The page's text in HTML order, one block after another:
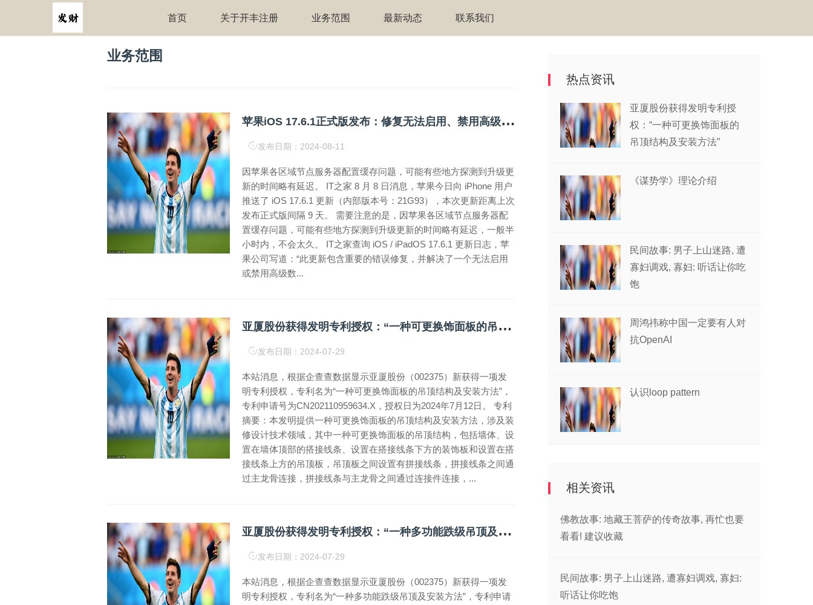
首页 关于开丰注册 业务范围 最新动态 联系我们
业务范围
苹
果iOS 17.6.1正式版发布：修复无法启用、禁用高级数据保护功能问题
发布日期：2024-08-11
因苹果各区域节点服务器配置缓存问题，可能有些地方探测到升级更
新的时间略有延迟。 IT之家 8 月 8 日消息，苹果今日向 iPhone 用户
推送了 iOS 17.6.1 更新（内部版本号：21G93），本次更新距离上次
发布正式版间隔 9 天。 需要注意的是，因苹果各区域节点服务器配
置缓存问题，可能有些地方探测到升级更新的时间略有延迟，一般半
小时内，不会太久。 IT之家查询 iOS / iPadOS 17.6.1 更新日志，苹
果公司写道：“此更新包含重要的错误修复，并解决了一个无法启用
或禁用高级数...
亚
厦股份获得发明专利授权：“一种可更换饰面板的吊顶结构及安装方法”
发布日期：2024-07-29
本站消息，根据企查查数据显示亚厦股份（002375）新获得一项发
明专利授权，专利名为“一种可更换饰面板的吊顶结构及安装方法”，
专利申请号为CN202110959634.X，授权日为2024年7月12日。 专利
摘要：本发明提供一种可更换饰面板的吊顶结构及安装方法，涉及装
修设计技术领域，其中一种可更换饰面板的吊顶结构，包括墙体、设
置在墙体顶部的搭接线条、设置在搭接线条下方的装饰板和设置在搭
接线条上方的吊顶板，吊顶板之间设置有拼接线条，拼接线条之间通
过主龙骨连接，拼接线条与主龙骨之间通过连接件连接，...
亚
厦股份获得发明专利授权：“一种多功能跌级吊顶及安装方法”
发布日期：2024-07-29
本站消息，根据企查查数据显示亚厦股份（002375）新获得一项发
明专利授权，专利名为“一种多功能跌级吊顶及安装方法”，专利申请
热点资讯
亚厦股份获得发明专利授
权：“一种可更换饰面板的
吊顶结构及安装方法”
《谋势学》理论介绍
民间故事: 男子上山迷路, 遭
寡妇调戏, 寡妇: 听话让你吃
饱
周鸿祎称中国一定要有人对
抗OpenAI
认识loop pattern
相关资讯
佛教故事: 地藏王菩萨的传奇故事, 再忙也要
看看! 建议收藏
民间故事: 男子上山迷路, 遭寡妇调戏, 寡妇:
听话让你吃饱